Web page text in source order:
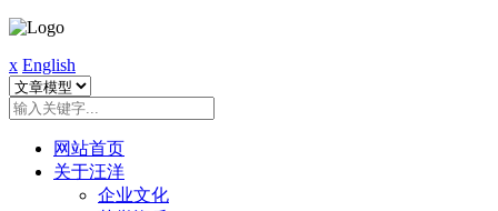
x English
网站首页
关于汪洋
企业文化